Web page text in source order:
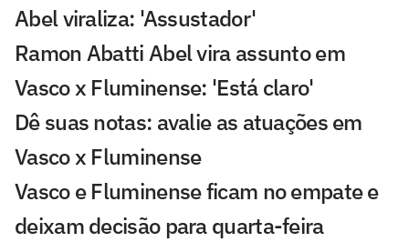
Abel viraliza: 'Assustador'
Ramon Abatti Abel vira assunto em
Vasco x Fluminense: 'Está claro'
Dê suas notas: avalie as atuações em
Vasco x Fluminense
Vasco e Fluminense ficam no empate e
deixam decisão para quarta-feira